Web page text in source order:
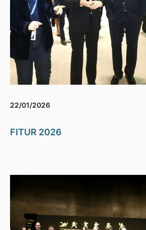
22/01/2026
FITUR 2026